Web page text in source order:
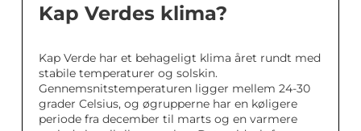
Kap Verdes klima?
Kap Verde har et behageligt klima året rundt med
stabile temperaturer og solskin.
Gennemsnitstemperaturen ligger mellem 24-30
grader Celsius, og øgrupperne har en køligere
periode fra december til marts og en varmere